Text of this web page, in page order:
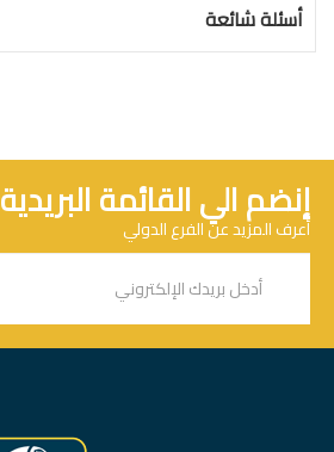
أسئلة شائعة
إنضم الي القائمة البريدية
أعرف المزيد عن الفرع الدولي